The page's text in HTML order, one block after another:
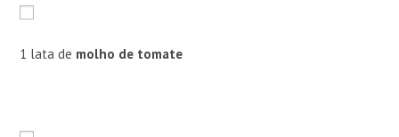
1 lata de molho de tomate